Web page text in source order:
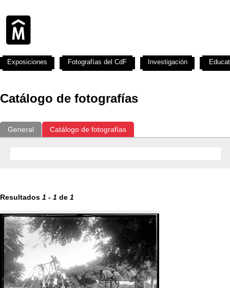
Catálogo de fotografías
General Catálogo de fotografías
Resultados 1 - 1 de 1
Exposiciones Fotografías del CdF Investigación